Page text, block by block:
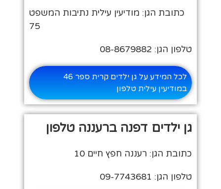
כתובת הגן: מודיעין עילית נתיבות המשפט
75
טלפון הגן: 08-8679882
לכל המידע על גן ילדים קרית ספר 46
במודיעין עילית טלפון
גן ילדים דפנה ברעננה טלפון
כתובת הגן: רעננה חפץ חיים 10
טלפון הגן: 09-7743681